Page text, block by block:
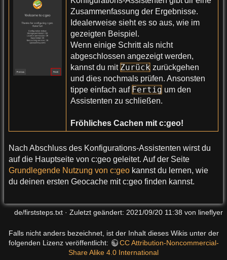
Zusammenfassung der Ergebnisse.
Idealerweise sieht es so aus, wie im
gezeigten Beispiel.
Wenn einige Schritt als nicht
abgeschlossen angezeigt werden,
kannst du mitZurück zurückgehen
und dies nochmals prüfen. Ansonsten
tippe einfach aufFertig um den
Assistenten zu schließen.
Fröhliches Cachen mit c:geo!
Nach Abschluss des Konfigurations-Assistenten wirst du
auf die Hauptseite von c:geo geleitet. Auf der Seite
Grundlegende Nutzung von c:geo kannst du lernen, wie
du deinen ersten Geocache mit c:geo finden kannst.
de/firststeps.txt · Zuletzt geändert: 2021/09/20 11:38 von lineflyer
Falls nicht anders bezeichnet, ist der Inhalt dieses Wikis unter der
folgenden Lizenz veröffentlicht:
CC Attribution-Noncommercial-
Share Alike 4.0 International